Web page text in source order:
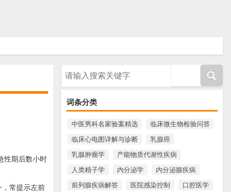
词条分类
中医男科名家验案精选
临床微生物检验问答
临床心电图详解与诊断
乳腺癌
乳腺肿瘤学
产能物质代谢性疾病
人类精子学
内分泌学
内分泌腺疾病
前列腺疾病解答
医院感染控制
口腔医学
性期后数小时
常提示左前